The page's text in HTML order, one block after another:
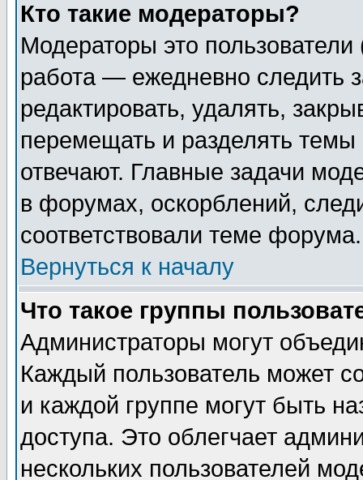
Кто такие модераторы?
Модераторы это
работа — ежедневно следить
редактировать, удалять,
перемещать и разделять
отвечают. Главные задачи
в форумах, оскорблений,
соответствовали теме форума.
Вернуться к началу
Что такое группы
Администраторы могут
Каждый пользователь может
и каждой группе могут быть
доступа. Это облегчает
нескольких пользователей